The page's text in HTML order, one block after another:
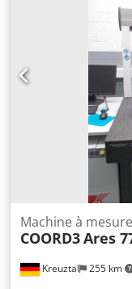
Abxorf Le vendeur
d’erreurs de saisie
de la machine,
et en termes
machines
Kreuztal 255 km
Machine à
COORD3Ares